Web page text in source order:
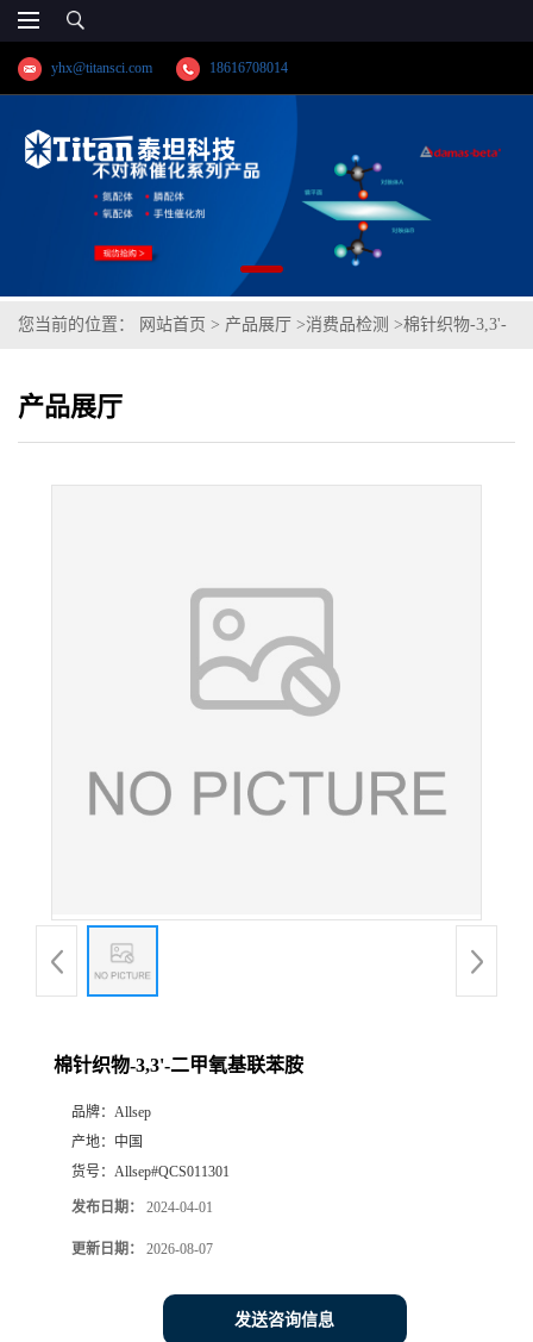
yhx@titansci.com 18616708014
您当前的位置： 网站首页 > 产品展厅 >消费品检测 >棉针织物-3,3'-
产品展厅
棉针织物-3,3'-二甲氧基联苯胺
品牌： Allsep
产地： 中国
货号： Allsep#QCS011301
发布日期： 2024-04-01
更新日期： 2026-08-07
发送咨询信息